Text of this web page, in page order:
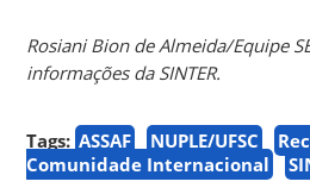
Rosiani Bion de Almeida/Equipe
informações da SINTER.
Tags: ASSAF NUPLE/UFSC
Comunidade Internacional